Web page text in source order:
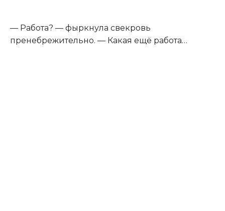
— Работа? — фыркнула свекровь
пренебрежительно. — Какая ещё работа…